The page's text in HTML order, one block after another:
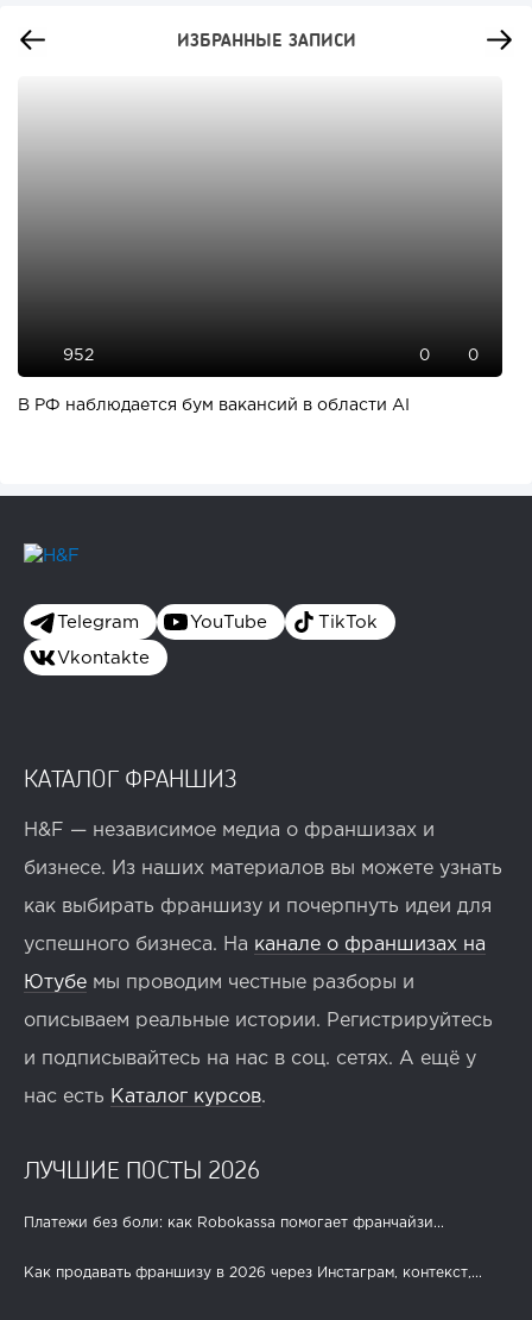
ИЗБРАННЫЕ ЗАПИСИ
952 0 0
В РФ наблюдается бум вакансий в области AI
Telegram YouTube TikTok
Vkontakte
КАТАЛОГ ФРАНШИЗ
H&F — независимое медиа о франшизах и
бизнесе. Из наших материалов вы можете узнать
как выбирать франшизу и почерпнуть идеи для
успешного бизнеса. На канале о франшизах на
Ютубе мы проводим честные разборы и
описываем реальные истории. Регистрируйтесь
и подписывайтесь на нас в соц. сетях. А ещё у
нас есть Каталог курсов.
ЛУЧШИЕ ПОСТЫ 2026
Платежи без боли: как Robokassa помогает франчайзи...
Как продавать франшизу в 2026 через Инстаграм, контекст,...